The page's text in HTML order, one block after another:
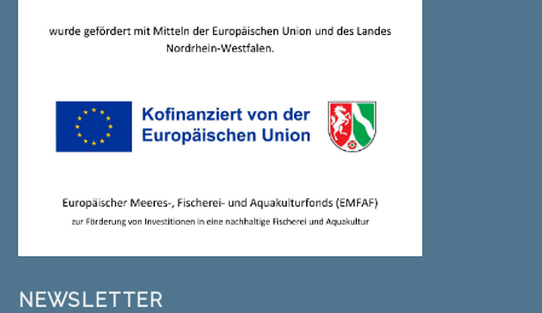
NEWSLETTER